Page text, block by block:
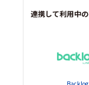
連携して利用中
Backlog